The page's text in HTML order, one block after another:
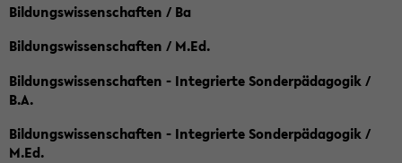
Bildungswissenschaften / Ba
Bildungswissenschaften / M.Ed.
Bildungswissenschaften - Integrierte Sonderpädagogik /
B.A.
Bildungswissenschaften - Integrierte Sonderpädagogik /
M.Ed.